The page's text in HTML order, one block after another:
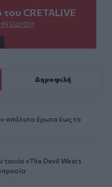
του CRETALIVE
ΕΊΔΗΣΗ
Δημοφιλή
απόλυτο έρωτα έως το
«The Devil Wears